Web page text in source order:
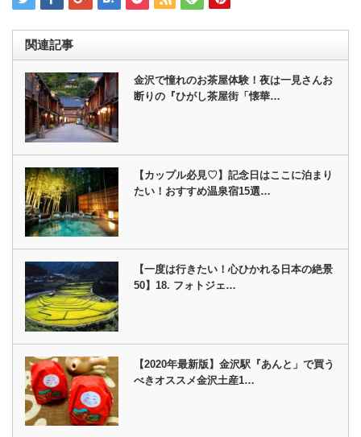
関連記事
金沢で憧れのお茶屋体験！夜は一見さんお
断りの『ひがし茶屋街「懐華…
【カップル必見♡】記念日はここに泊まり
たい！おすすめ温泉宿15選…
【一度は行きたい！心ひかれる日本の絶景
50】18. フォトジェ…
【2020年最新版】金沢駅『あんと」で買う
べきオススメ金沢土産1…